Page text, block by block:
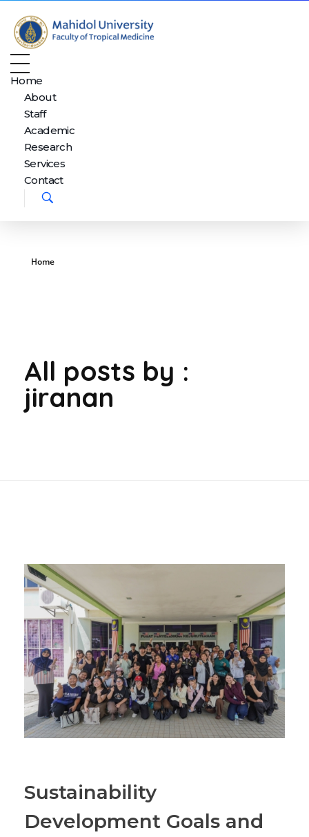
Department of Tropical Nutrition and Food Science
Just another Faculty of Tropical Medicine Sites site
Home
About
Staff
Academic
Research
Services
Contact
Home
All posts by :
jiranan
Sustainability
Development Goals and